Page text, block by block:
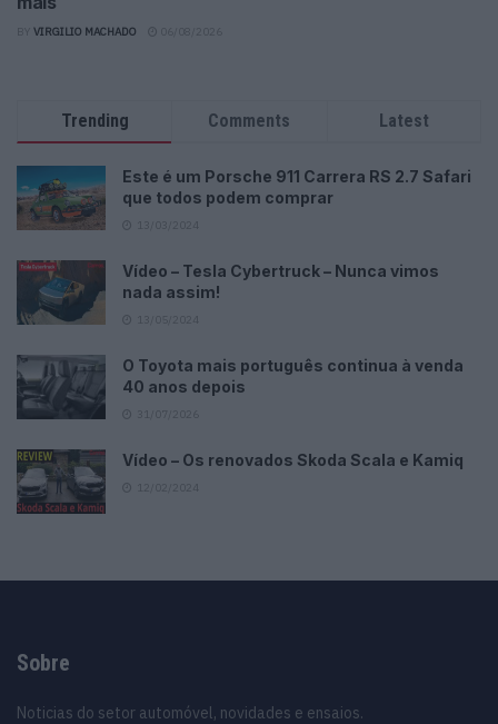
VIRGILIO MACHADO
Trending Comments Latest
Este é um Porsche 911 Carrera RS 2.7 Safari
que todos podem comprar
Vídeo – Tesla Cybertruck – Nunca vimos
nada assim!
O Toyota mais português continua à venda
40 anos depois
Vídeo – Os renovados Skoda Scala e Kamiq
Sobre
Noticias do setor automóvel, novidades e ensaios.